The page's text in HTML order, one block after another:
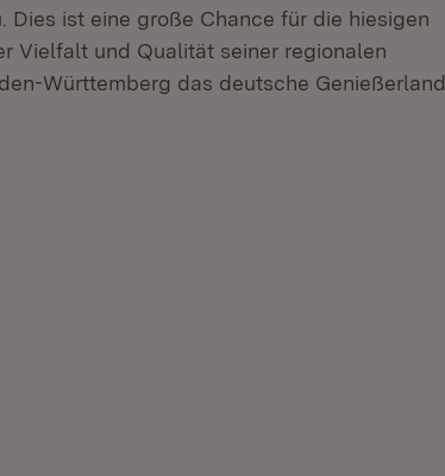
Dies ist eine große Chance für die hiesigen
Vielfalt und Qualität seiner regionalen
Württemberg das deutsche Genießerland.